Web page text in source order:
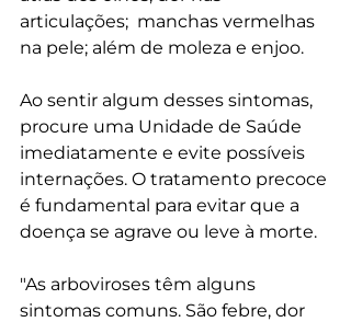
articulações;  manchas vermelhas
na pele; além de moleza e enjoo.
Ao sentir algum desses sintomas,
procure uma Unidade de Saúde
imediatamente e evite possíveis
internações. O tratamento precoce
é fundamental para evitar que a
doença se agrave ou leve à morte.
"As arboviroses têm alguns
sintomas comuns. São febre, dor